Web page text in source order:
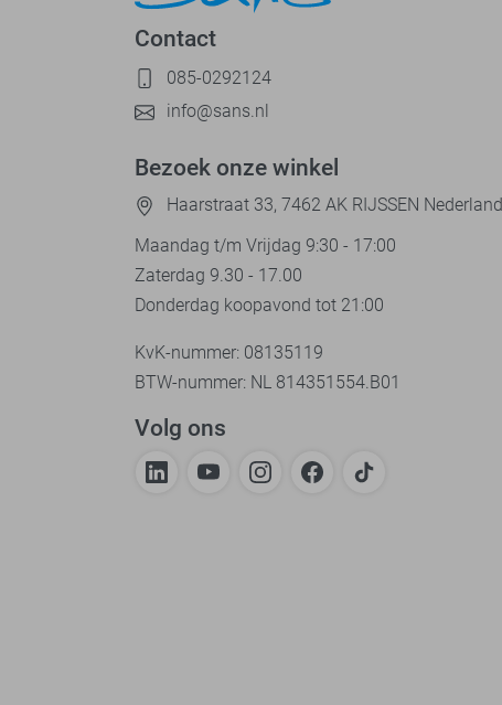
Contact
085-0292124
info@sans.nl
Bezoek onze winkel
Haarstraat 33, 7462 AK RIJSSEN Nederland
Maandag t/m Vrijdag 9:30 - 17:00
Zaterdag 9.30 - 17.00
Donderdag koopavond tot 21:00
KvK-nummer: 08135119
BTW-nummer: NL 814351554.B01
Volg ons